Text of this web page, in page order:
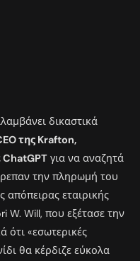
δικαστικά
της Krafton,
για να αναζητά
την πληρωμή του
εταιρικής
W. Will, που εξέτασε την
ότι «εσωτερικές
θα κέρδιζε εύκολα